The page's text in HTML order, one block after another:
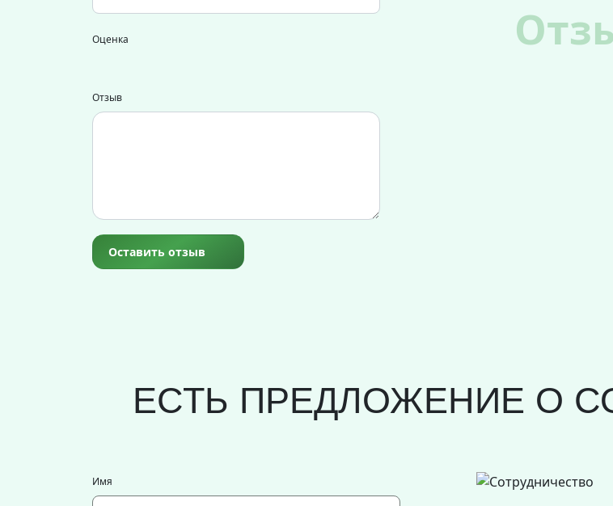
Оценка
Отзыв
Оставить отзыв
ЕСТЬ ПРЕДЛОЖЕНИЕ О
Имя